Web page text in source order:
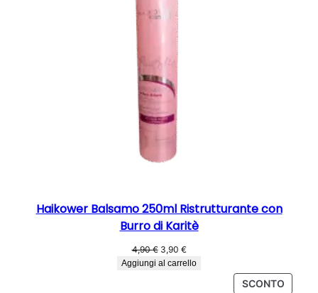
Haikower Balsamo 250ml Ristrutturante con
Burro di Karitè
4,90€ Il
prezzo
3,90 €Il
prezzo
Aggiungi al carrello
SCONTO